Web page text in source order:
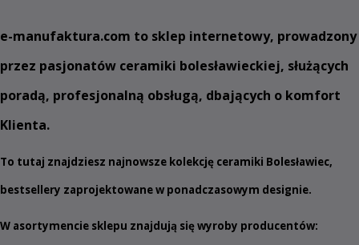
e-manufaktura.com to sklep internetowy, prowadzony
przez pasjonatów ceramiki bolesławieckiej, służących
poradą, profesjonalną obsługą, dbających o komfort
Klienta.
To tutaj znajdziesz najnowsze kolekcję ceramiki Bolesławiec,
bestsellery zaprojektowane w ponadczasowym designie.
W asortymencie sklepu znajdują się wyroby producentów: